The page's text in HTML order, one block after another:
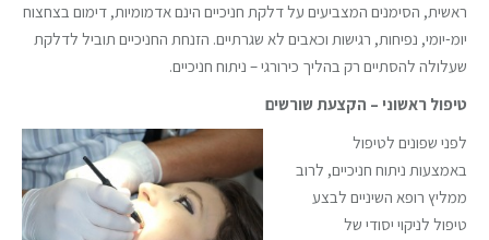
ראשית, הסימנים המצביעים על דלקת חניכיים הינם אדמומיות, דימום בצחצוח
יומ-יומי, נפיחות, רגישות וכאבים לא שגרתיים. הזנחת החניכיים תוביל לדלקת
שעלולה להסתיים רק בהליך כירורגי – ניתוח חניכיים.
טיפול ראשוני – הקצעת שורשים
לפני שפונים לטיפול
באמצעות ניתוח חניכיים, לרוב
ממליץ רופא השיניים לבצע
טיפול לניקוי יסודי של